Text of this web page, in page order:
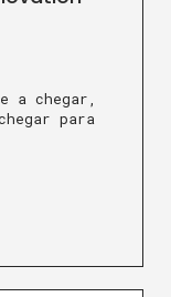
a chegar,
para